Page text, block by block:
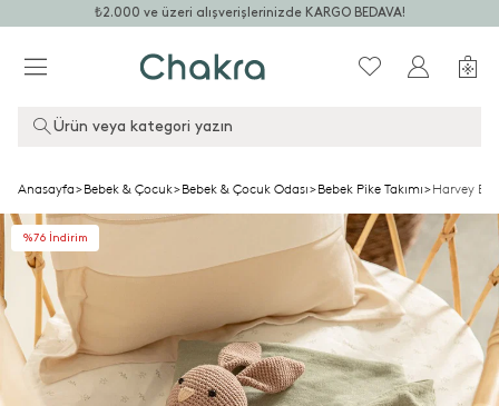
₺2.000 ve üzeri alışverişlerinizde KARGO BEDAVA!
Ürün veya kategori yazın
Anasayfa>Bebek & Çocuk>Bebek & Çocuk Odası>Bebek Pike Takımı>Harvey
%76 İndirim